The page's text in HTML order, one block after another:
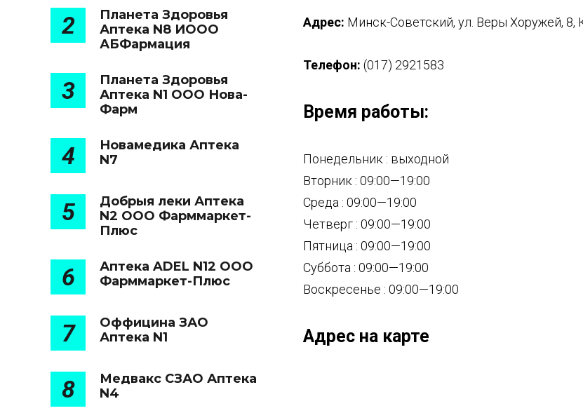
Адрес: Минск-Советский, ул. Веры Хоружей,
Телефон: (017) 2921583
Время работы:
Понедельник : выходной
Вторник : 09:00—19:00
Среда : 09:00—19:00
Четверг : 09:00—19:00
Пятница : 09:00—19:00
Суббота : 09:00—19:00
Воскресенье : 09:00—19:00
Адрес на карте
2
Планета Здоровья
Аптека N8 ИООО
АБФармация
3
Планета Здоровья
Аптека N1 ООО Нова-
Фарм
4
Новамедика Аптека
N7
5
Добрыя леки Аптека
N2 ООО Фарммаркет-
Плюс
6
Аптека ADEL N12 ООО
Фарммаркет-Плюс
7
Оффицина ЗАО
Аптека N1
8
Медвакс СЗАО Аптека
N4